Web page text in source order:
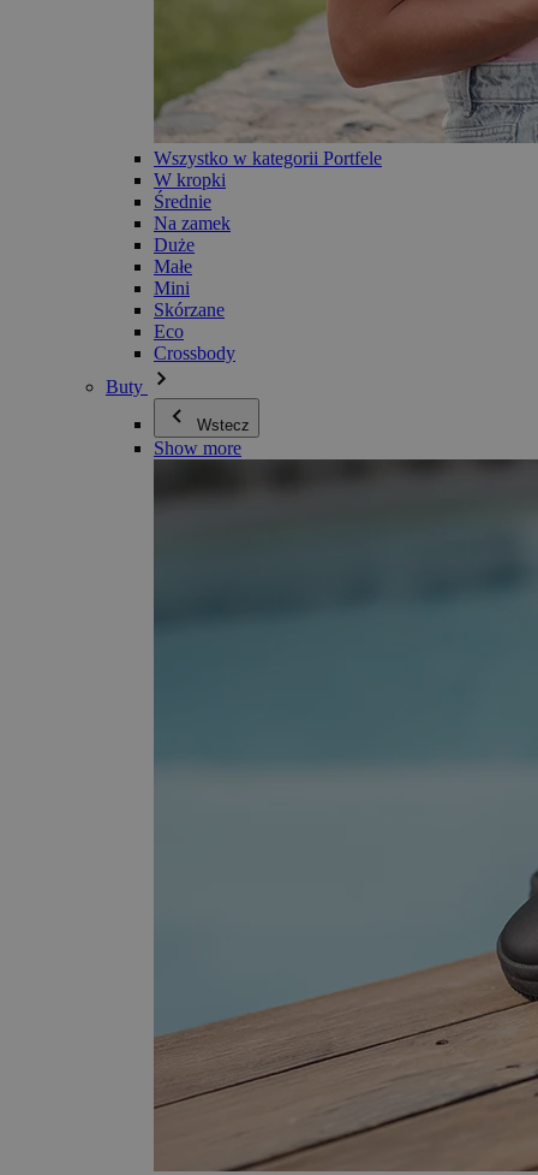
Wszystko w kategorii Portfele
W kropki
Średnie
Na zamek
Duże
Małe
Mini
Skórzane
Eco
Crossbody
Buty
Wstecz
Show more